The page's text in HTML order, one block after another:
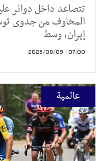
تتصاعد داخل دوائر
المخاوف من جدوى
إيران، وسط
07:00 - 2026/08/09
عالمية